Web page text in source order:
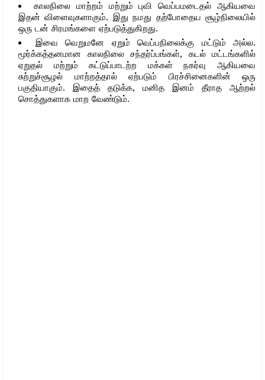
காலநிலை மாற்றம் மற்றும் புவி வெப்பமடைதல் ஆகியவை
இதன் விளைவுகளாகும். இது நமது தற்போதைய சூழ்நிலையில்
ஒரு டன் சிரமங்களை ஏற்படுத்துகிறது.
இவை வெறுமனே ஏறும் வெப்பநிலைக்கு மட்டும் அல்ல.
மூர்க்கத்தனமான காலநிலை சந்தர்ப்பங்கள், கடல் மட்டங்களில்
ஏறுதல் மற்றும் கட்டுப்பாடற்ற மக்கள் நகர்வு ஆகியவை
சுற்றுச்சூழல் மாற்றத்தால் ஏற்படும் பிரச்சினைகளின் ஒரு
பகுதியாகும். இதைத் தடுக்க, மனித இனம் தீராத ஆற்றல்
சொத்துகளாக மாற வேண்டும்.